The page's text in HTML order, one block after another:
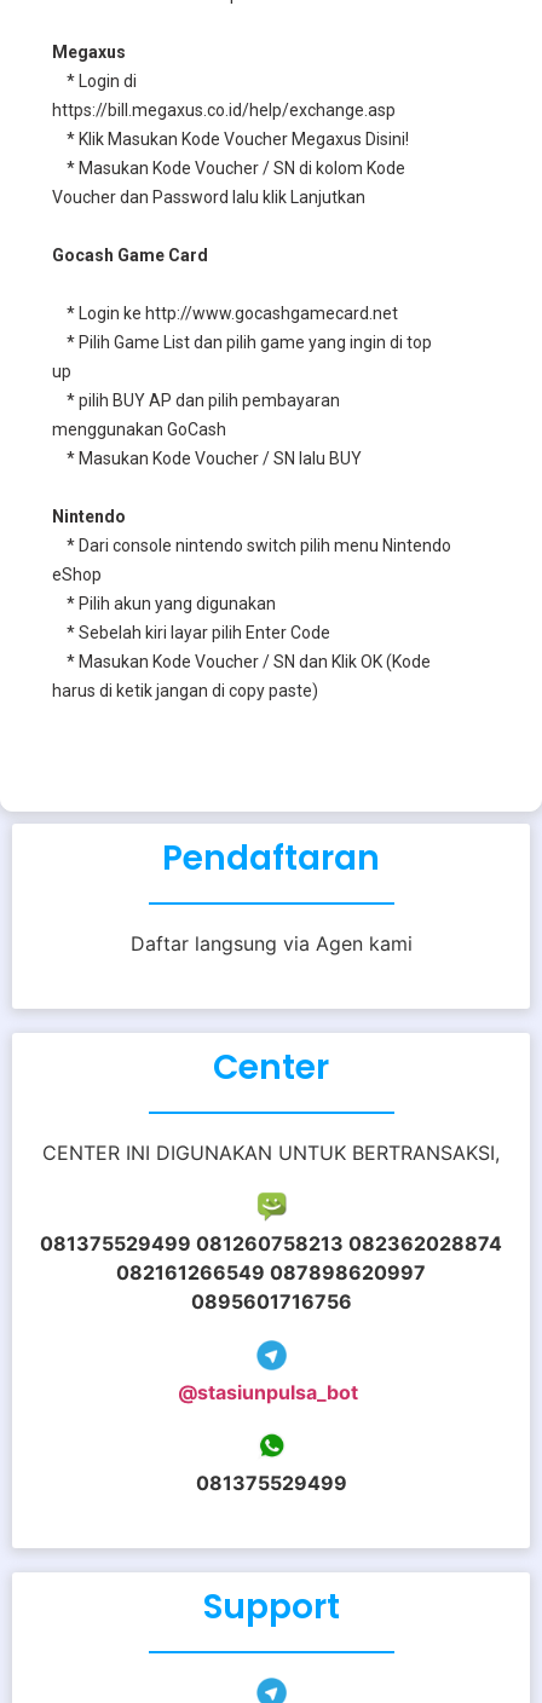
Megaxus
* Login di
https://bill.megaxus.co.id/help/exchange.asp
* Klik Masukan Kode Voucher Megaxus Disini!
* Masukan Kode Voucher / SN di kolom Kode
Voucher dan Password lalu klik Lanjutkan
Gocash Game Card
* Login ke http://www.gocashgamecard.net
* Pilih Game List dan pilih game yang ingin di top
up
* pilih BUY AP dan pilih pembayaran
menggunakan GoCash
* Masukan Kode Voucher / SN lalu BUY
Nintendo
* Dari console nintendo switch pilih menu Nintendo
eShop
* Pilih akun yang digunakan
* Sebelah kiri layar pilih Enter Code
* Masukan Kode Voucher / SN dan Klik OK (Kode
harus di ketik jangan di copy paste)
Pendaftaran
Daftar langsung via Agen kami
Center
CENTER INI DIGUNAKAN UNTUK BERTRANSAKSI,
081375529499 081260758213 082362028874
082161266549 087898620997
0895601716756
@stasiunpulsa_bot
081375529499
Support